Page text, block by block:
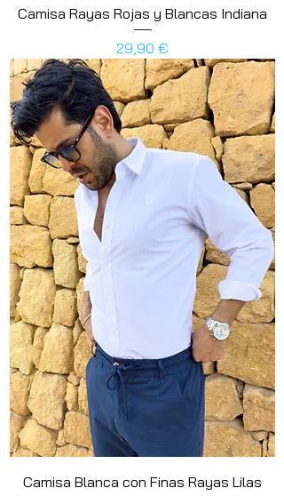
Camisa Rayas Rojas y Blancas Indiana
Preis
29,90 €
Camisa Blanca con Finas Rayas Lilas